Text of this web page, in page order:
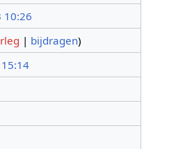
10:26
| bijdragen)